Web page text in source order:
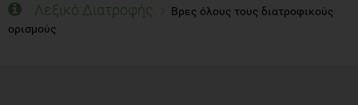
Λεξικό Διατροφής
Βρες όλους τους διατροφικούς
ορισμούς